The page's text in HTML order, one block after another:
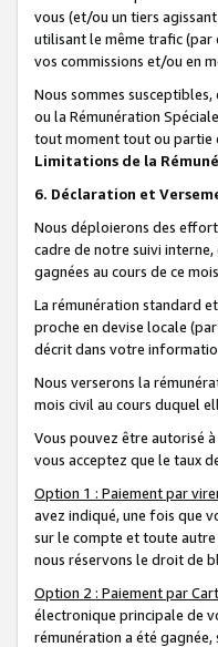
vous (et/ou un tiers
utilisant le même trafic (par
vos commissions et/ou en
Nous sommes
ou la Rémunération
tout moment tout ou partie
Limitations de la
6. Déclaration et
Nous déploierons des
cadre de notre suivi
gagnées au cours de ce
La rémunération standard
proche en devise locale
décrit dans votre
Nous verserons la
mois civil au cours duquel
Vous pouvez être autorisé
vous acceptez que le taux
Option 1 : Paiement par
avez indiqué, une fois que
sur le compte et toute autre
nous réservons le droit de
Option 2 : Paiement par
électronique principale de
rémunération a été